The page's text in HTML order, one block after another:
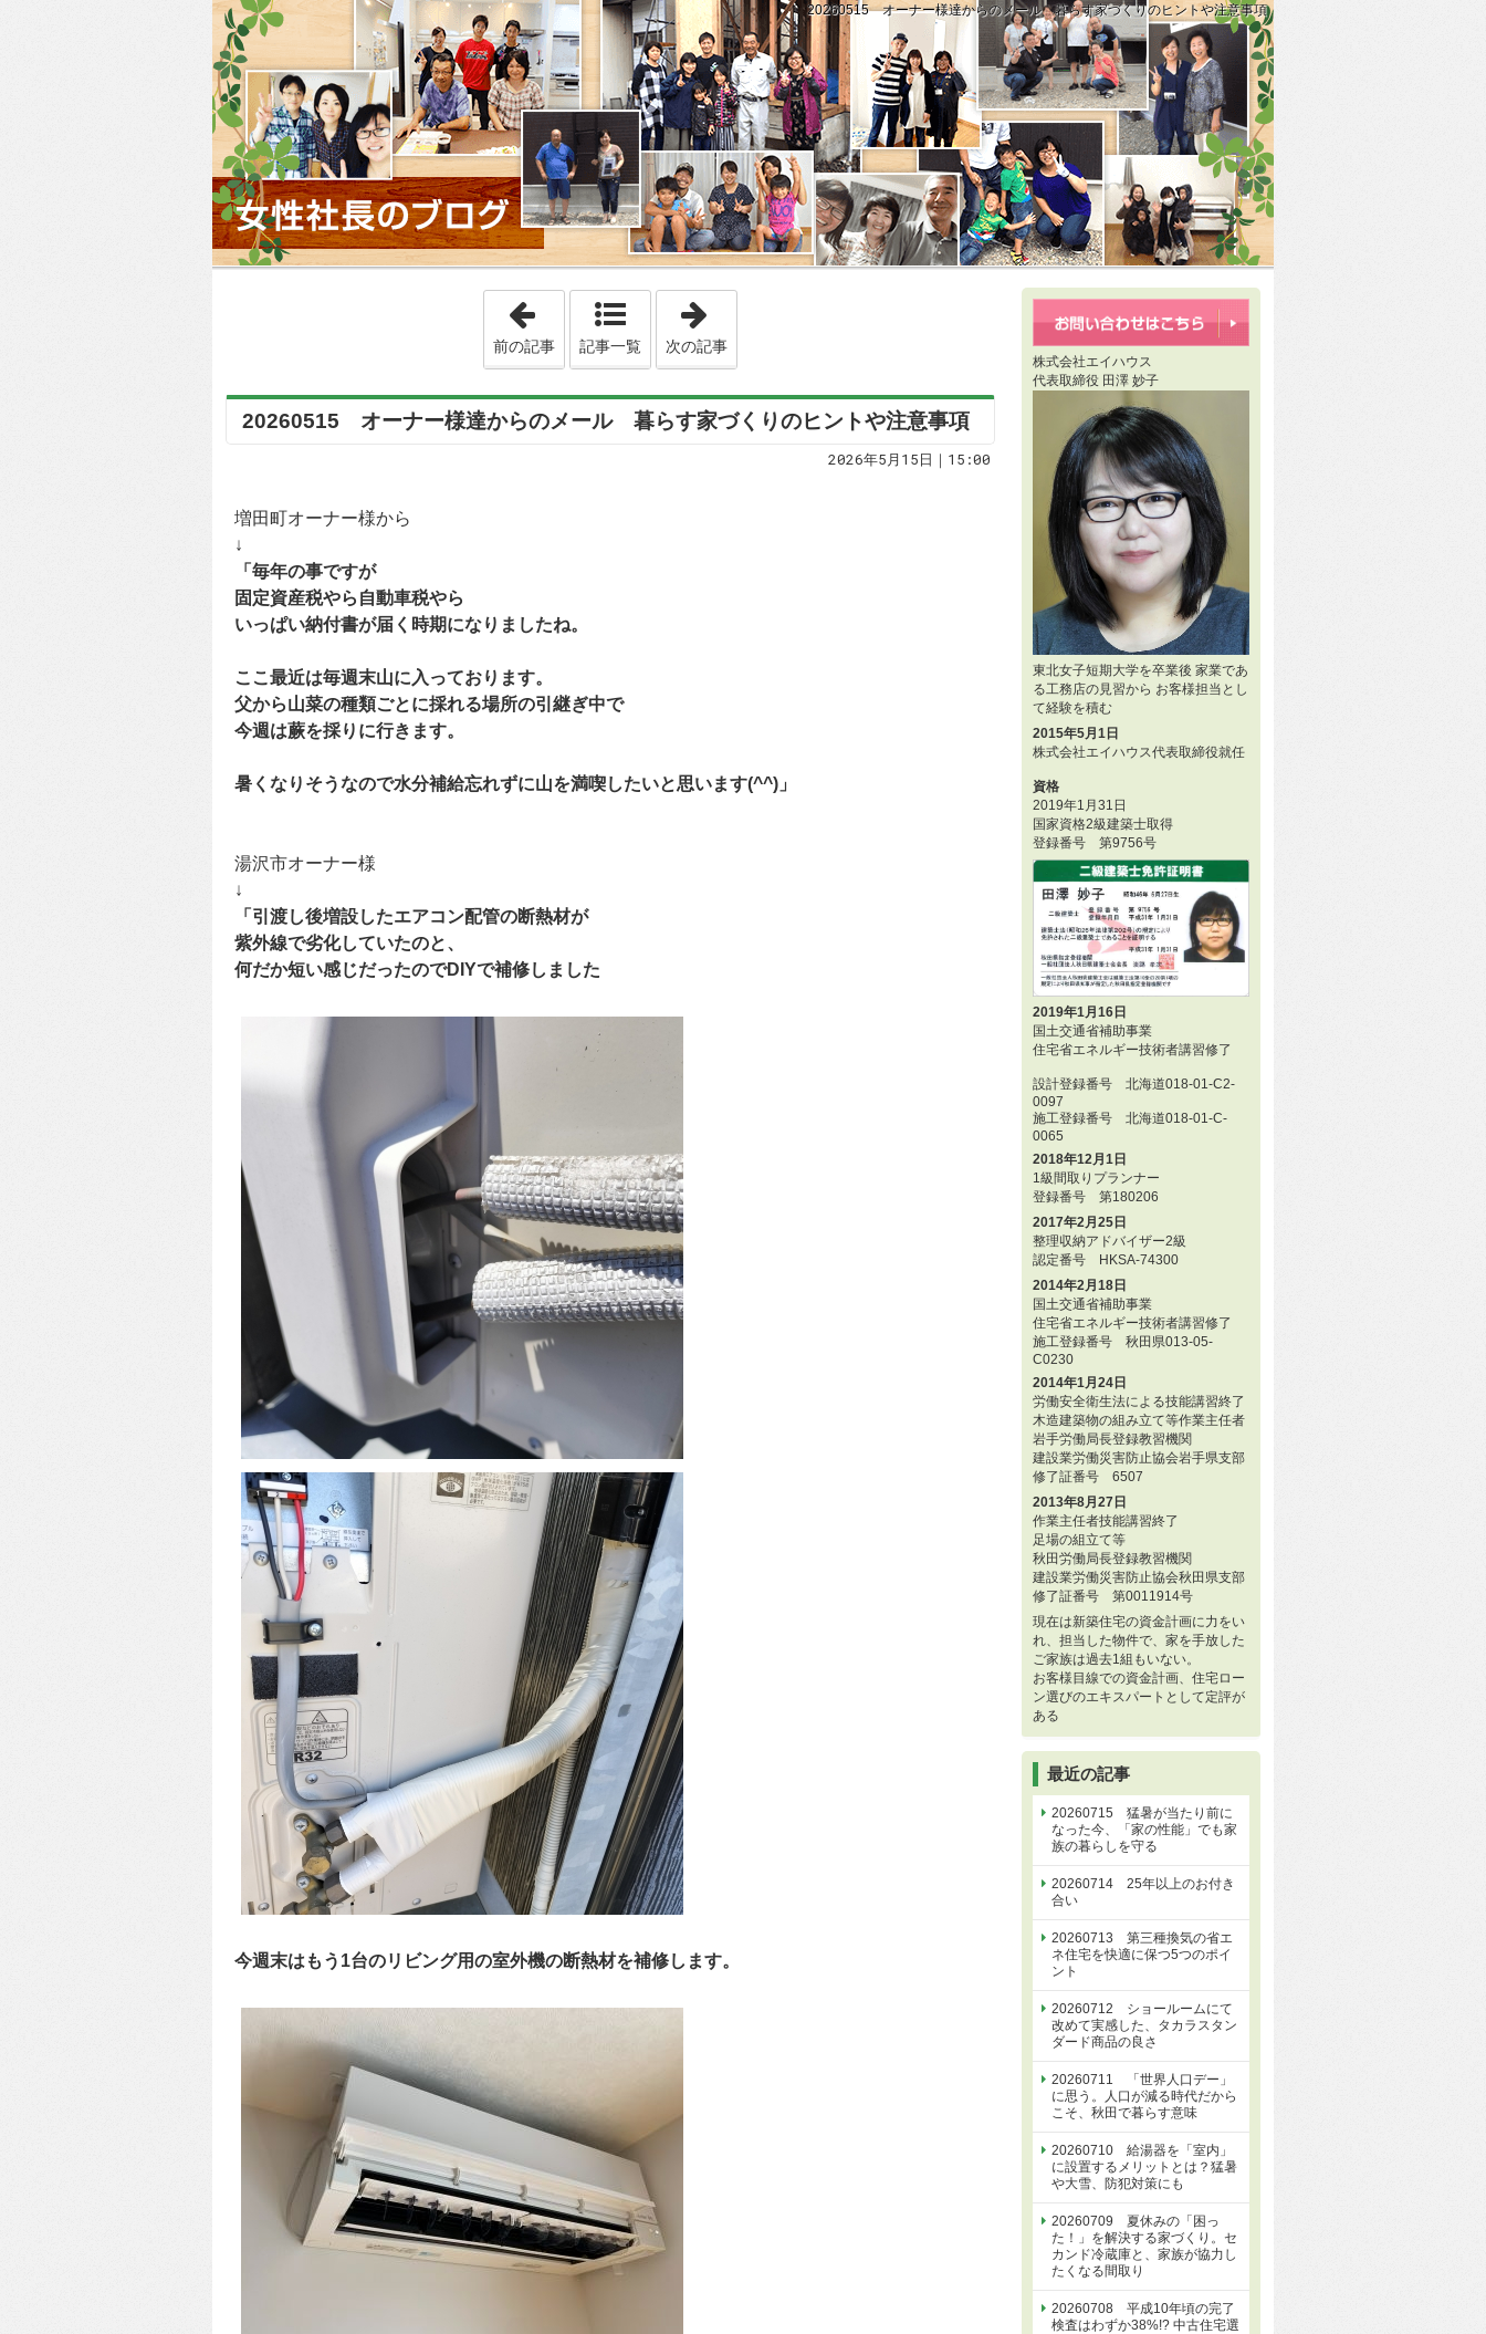
20260515 オーナー様達からのメール 暮らす家づくりのヒントや注意事項
「20260514 自分でやるからこそ分かることがある。建設業許可更新とローコスト住宅の意外な関係」
前の記事 記事一覧
「20260516 昨夜の地震と、【1日44件】のデータから見る、一戸建ての防犯対策とオリジナル間取りの
次の記事
20260515 オーナー様達からのメール 暮らす家づくりのヒントや注意事項
2026年5月15日｜15:00
増田町オーナー様から
↓
「毎年の事ですが
固定資産税やら自動車税やら
いっぱい納付書が届く時期になりましたね。
ここ最近は毎週末山に入っております。
父から山菜の種類ごとに採れる場所の引継ぎ中で
今週は蕨を採りに行きます。
暑くなりそうなので水分補給忘れずに山を満喫したいと思います(^^)」
湯沢市オーナー様
↓
「引渡し後増設したエアコン配管の断熱材が
紫外線で劣化していたのと、
何だか短い感じだったのでDIYで補修しました
今週末はもう1台のリビング用の室外機の断熱材を補修します。
株式会社エイハウス
代表取締役 田澤 妙子
東北女子短期大学を卒業後 家業であ
る工務店の見習から お客様担当とし
て経験を積む
2015年5月1日
株式会社エイハウス代表取締役就任
資格
2019年1月31日
国家資格2級建築士取得
登録番号 第9756号
2019年1月16日
国土交通省補助事業
住宅省エネルギー技術者講習修了
設計登録番号 北海道018-01-C2-
0097
施工登録番号 北海道018-01-C-
0065
2018年12月1日
1級間取りプランナー
登録番号 第180206
2017年2月25日
整理収納アドバイザー2級
認定番号 HKSA-74300
2014年2月18日
国土交通省補助事業
住宅省エネルギー技術者講習修了
施工登録番号 秋田県013-05-
C0230
2014年1月24日
労働安全衛生法による技能講習終了
木造建築物の組み立て等作業主任者
岩手労働局長登録教習機関
建設業労働災害防止協会岩手県支部
修了証番号 6507
2013年8月27日
作業主任者技能講習終了
足場の組立て等
秋田労働局長登録教習機関
建設業労働災害防止協会秋田県支部
修了証番号 第0011914号
現在は新築住宅の資金計画に力をい
れ、担当した物件で、家を手放した
ご家族は過去1組もいない。
お客様目線での資金計画、住宅ロー
ン選びのエキスパートとして定評が
ある
最近の記事
20260715 猛暑が当たり前に
なった今、「家の性能」でも家
族の暮らしを守る
20260714 25年以上のお付き
合い
20260713 第三種換気の省エ
ネ住宅を快適に保つ5つのポイ
ント
20260712 ショールームにて
改めて実感した、タカラスタン
ダード商品の良さ
20260711 「世界人口デー」
に思う。人口が減る時代だから
こそ、秋田で暮らす意味
20260710 給湯器を「室内」
に設置するメリットとは？猛暑
や大雪、防犯対策にも
20260709 夏休みの「困っ
た！」を解決する家づくり。セ
カンド冷蔵庫と、家族が協力し
たくなる間取り
20260708 平成10年頃の完了
検査はわずか38%!? 中古住宅選